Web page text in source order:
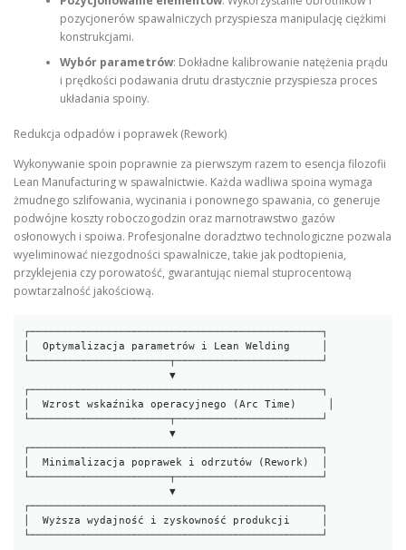
pozycjonerów spawalniczych przyspiesza manipulację ciężkimi
konstrukcjami.
Wybór parametrów: Dokładne kalibrowanie natężenia prądu
i prędkości podawania drutu drastycznie przyspiesza proces
układania spoiny.
Redukcja odpadów i poprawek (Rework)
Wykonywanie spoin poprawnie za pierwszym razem to esencja filozofii
Lean Manufacturing w spawalnictwie. Każda wadliwa spoina wymaga
żmudnego szlifowania, wycinania i ponownego spawania, co generuje
podwójne koszty roboczogodzin oraz marnotrawstwo gazów
osłonowych i spoiwa. Profesjonalne doradztwo technologiczne pozwala
wyeliminować niezgodności spawalnicze, takie jak podtopienia,
przyklejenia czy porowatość, gwarantując niemal stuprocentową
powtarzalność jakościową.
┌──────────────────────────────────────────────┐
│  Optymalizacja parametrów i Lean Welding     │
└──────────────────────┬───────────────────────┘
                       ▼
┌──────────────────────────────────────────────┐
│  Wzrost wskaźnika operacyjnego (Arc Time)     │
└──────────────────────┬───────────────────────┘
                       ▼
┌──────────────────────────────────────────────┐
│  Minimalizacja poprawek i odrzutów (Rework)  │
└──────────────────────┬───────────────────────┘
                       ▼
┌──────────────────────────────────────────────┐
│  Wyższa wydajność i zyskowność produkcji     │